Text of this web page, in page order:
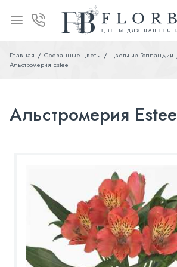
Главная Срезанные цветы Цветы из Голландии
Альстромерия Estee
Альстромерия Estee